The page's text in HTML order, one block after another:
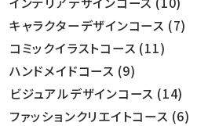
キャラクターデザインコース (7)
コミックイラストコース (11)
ハンドメイドコース (9)
ビジュアルデザインコース (14)
ファッションクリエイトコース (6)